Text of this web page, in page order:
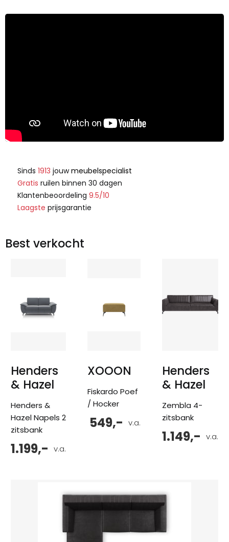
Sinds 1913 jouwmeubelspecialist
Gratis ruilen binnen 30 dagen
Klantenbeoordeling 9.5/10
Laagste prijsgarantie
Best verkocht
Henders
& Hazel
Henders &
Hazel Napels 2
zitsbank
v.a.
1.199,-
XOOON
Fiskardo Poef
/ Hocker
v.a.
549,-
Henders
& Hazel
Zembla 4-
zitsbank
v.a.
1.149,-